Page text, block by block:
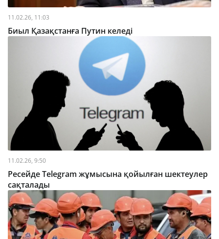
11.02.26, 11:03
Биыл Қазақстанға Путин келеді
11.02.26, 9:50
Ресейде Telegram жұмысына қойылған шектеулер
сақталады